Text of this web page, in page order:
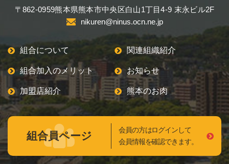
〒862-0959熊本県熊本市中央区白山1丁目4-9 末永ビル2F
nikuren@ninus.ocn.ne.jp
組合について 関連組織紹介
組合加入のメリット お知らせ
加盟店紹介 熊本のお肉
組合員ページ
会員の方はログインして
会員情報を確認できます。